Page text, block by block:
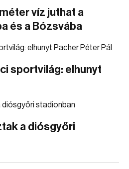
víz juthat a
és a Bózsvába
sportvilág: elhunyt
a diósgyőri